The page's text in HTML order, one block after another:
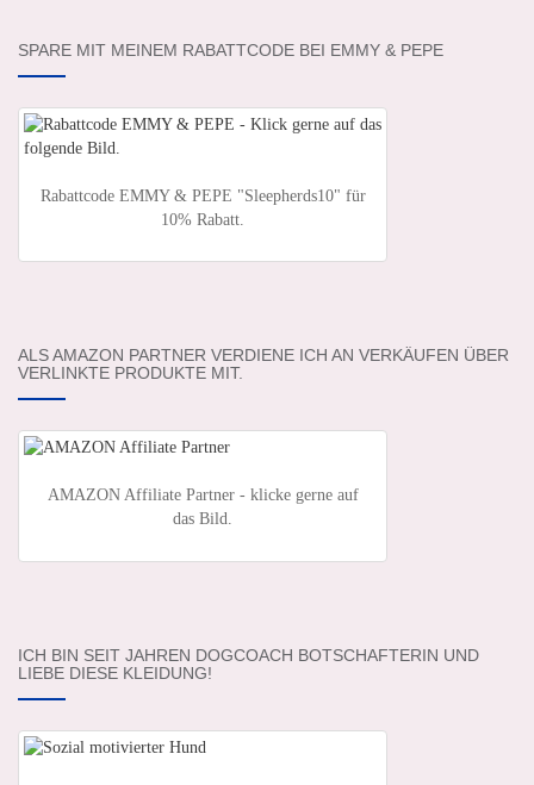
SPARE MIT MEINEM RABATTCODE BEI EMMY & PEPE
Rabattcode EMMY & PEPE "Sleepherds10" für
10% Rabatt.
ALS AMAZON PARTNER VERDIENE ICH AN VERKÄUFEN ÜBER
VERLINKTE PRODUKTE MIT.
AMAZON Affiliate Partner - klicke gerne auf
das Bild.
ICH BIN SEIT JAHREN DOGCOACH BOTSCHAFTERIN UND
LIEBE DIESE KLEIDUNG!